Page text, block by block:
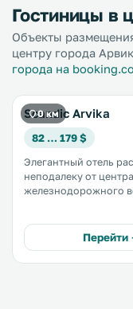
Гостиницы в
Объекты
центру города
города на
0 км
Scandic Arvika
82 … 179 $
Элегантный отель
неподалеку от
железнодорожного
номера с бесплатным
Wi-Fi, а также зона
бассейна и
Перейти